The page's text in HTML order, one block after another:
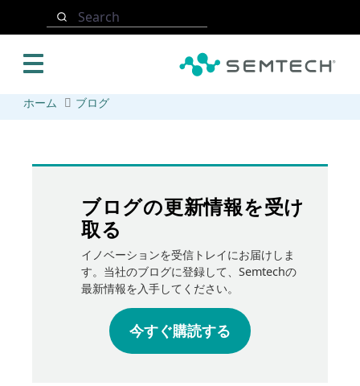
Search
ホーム ブログ
ブログの更新情報を受け
取る
イノベーションを受信トレイにお届けしま
す。当社のブログに登録して、Semtechの
最新情報を入手してください。
今すぐ購読する